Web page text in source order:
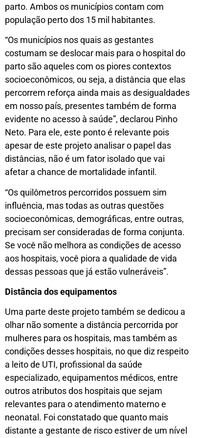
parto. Ambos os municípios contam com
população perto dos 15 mil habitantes.
“Os municípios nos quais as gestantes
costumam se deslocar mais para o hospital do
parto são aqueles com os piores contextos
socioeconômicos, ou seja, a distância que elas
percorrem reforça ainda mais as desigualdades
em nosso país, presentes também de forma
evidente no acesso à saúde”, declarou Pinho
Neto. Para ele, este ponto é relevante pois
apesar de este projeto analisar o papel das
distâncias, não é um fator isolado que vai
afetar a chance de mortalidade infantil.
“Os quilômetros percorridos possuem sim
influência, mas todas as outras questões
socioeconômicas, demográficas, entre outras,
precisam ser consideradas de forma conjunta.
Se você não melhora as condições de acesso
aos hospitais, você piora a qualidade de vida
dessas pessoas que já estão vulneráveis”.
Distância dos equipamentos
Uma parte deste projeto também se dedicou a
olhar não somente a distância percorrida por
mulheres para os hospitais, mas também as
condições desses hospitais, no que diz respeito
a leito de UTI, profissional da saúde
especializado, equipamentos médicos, entre
outros atributos dos hospitais que sejam
relevantes para o atendimento materno e
neonatal. Foi constatado que quanto mais
distante a gestante de risco estiver de um nível